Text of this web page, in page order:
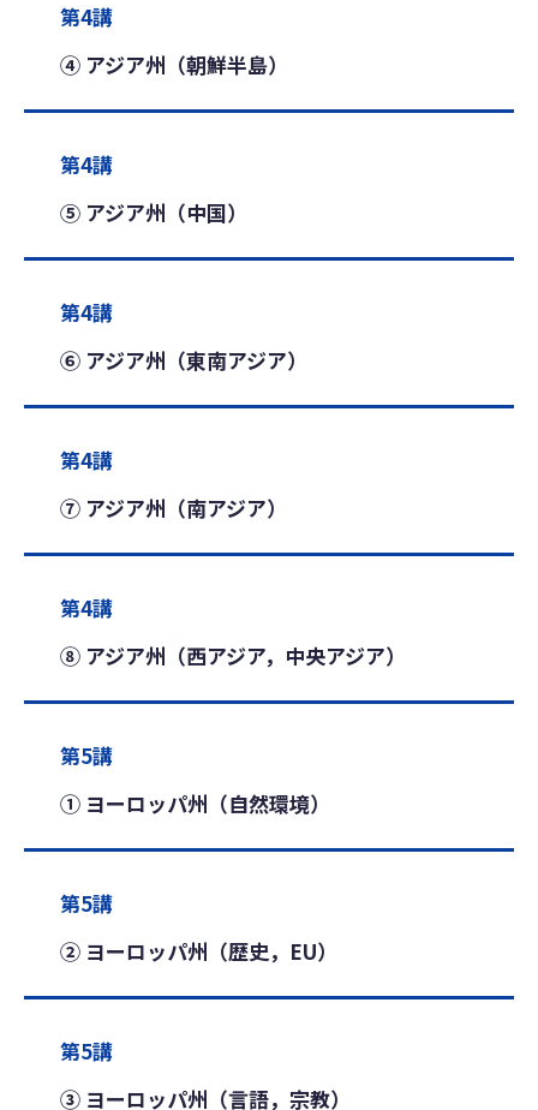
第4講
④ アジア州（朝鮮半島）
第4講
⑤ アジア州（中国）
第4講
⑥ アジア州（東南アジア）
第4講
⑦ アジア州（南アジア）
第4講
⑧ アジア州（西アジア，中央アジア）
第5講
① ヨーロッパ州（自然環境）
第5講
② ヨーロッパ州（歴史，EU）
第5講
③ ヨーロッパ州（言語，宗教）